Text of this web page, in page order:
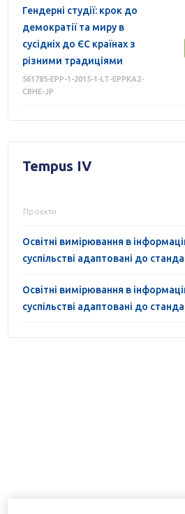
Гендерні студії: крок до
демократії та миру в
сусідніх до ЄС країнах з
різними традиціями
561785-EPP-1-2015-1-LT-EPPKA2-
CBHE-JP
Tempus IV
Проєкти
Освітні вимірювання в
суспільстві адаптовані до
Освітні вимірювання в
суспільстві адаптовані до